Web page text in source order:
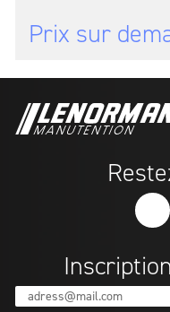
Prix sur
adress@mail.com